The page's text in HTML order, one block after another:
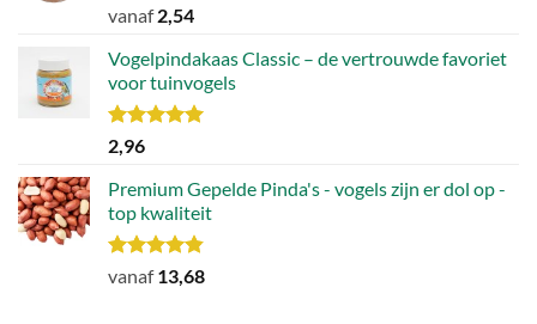
Waardering
uit 5
vanaf2,54
Vogelpindakaas Classic – de vertrouwde favoriet
voor tuinvogels
Waardering
5.00
2,96
Premium Gepelde Pinda's - vogels zijn er dol op -
top kwaliteit
Waardering
uit 5
vanaf13,68